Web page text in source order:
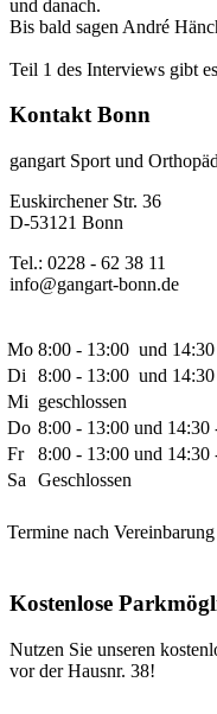
und danach.
Bis bald sagen André
Teil 1 des Interviews gibt es
Kontakt Bonn
gangart Sport und
Euskirchener Str. 36
D-53121 Bonn
Tel.: 0228 - 62 38 11
info@gangart-bonn.de
Mo 8:00 - 13:00 und
Di
8:00 - 13:00 und
Mi geschlossen
Do 8:00 - 13:00 und 14:30
Fr
8:00 - 13:00 und 14:30
Sa
Geschlossen
Termine nach Vereinbarung
Kostenlose
Nutzen Sie unseren
vor der Hausnr. 38!